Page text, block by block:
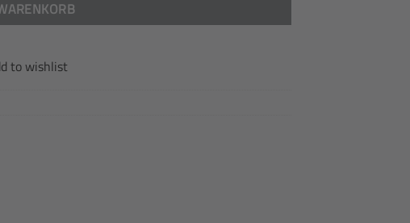
to wishlist